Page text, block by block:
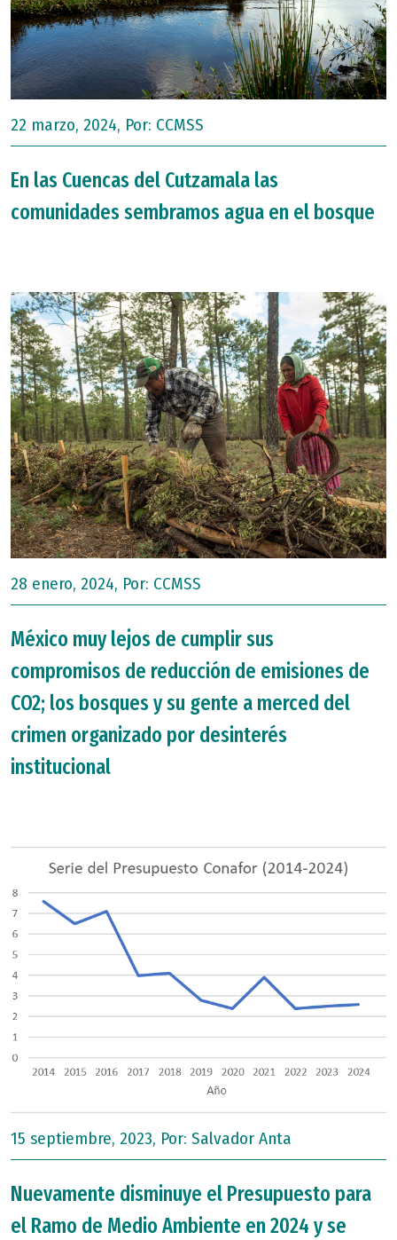
22 marzo, 2024, Por: CCMSS
En las Cuencas del Cutzamala las
comunidades sembramos agua en el bosque
28 enero, 2024, Por: CCMSS
México muy lejos de cumplir sus
compromisos de reducción de emisiones de
CO2; los bosques y su gente a merced del
crimen organizado por desinterés
institucional
15 septiembre, 2023, Por: Salvador Anta
Nuevamente disminuye el Presupuesto para
el Ramo de Medio Ambiente en 2024 y se